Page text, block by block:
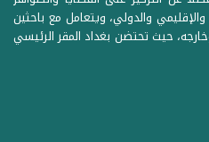
والدولي، ويتعامل مع باحثين
حيث تحتضن بغداد المقر الرئيسي